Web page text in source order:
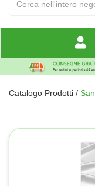
Prodotto
Catalogo Prodotti /